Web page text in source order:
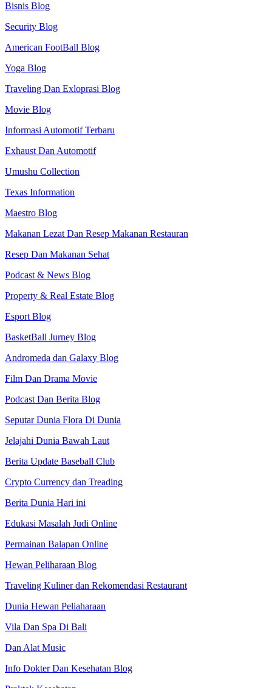
Bisnis Blog
Security Blog
American FootBall Blog
Yoga Blog
Traveling Dan Exloprasi Blog
Movie Blog
Informasi Automotif Terbaru
Exhaust Dan Automotif
Umushu Collection
Texas Information
Maestro Blog
Makanan Lezat Dan Resep Makanan Restauran
Resep Dan Makanan Sehat
Podcast & News Blog
Property & Real Estate Blog
Esport Blog
BasketBall Jurney Blog
Andromeda dan Galaxy Blog
Film Dan Drama Movie
Podcast Dan Berita Blog
Seputar Dunia Flora Di Dunia
Jelajahi Dunia Bawah Laut
Berita Update Baseball Club
Crypto Currency dan Treading
Berita Dunia Hari ini
Edukasi Masalah Judi Online
Permainan Balapan Online
Hewan Peliharaan Blog
Traveling Kuliner dan Rekomendasi Restaurant
Dunia Hewan Peliaharaan
Vila Dan Spa Di Bali
Dan Alat Music
Info Dokter Dan Kesehatan Blog